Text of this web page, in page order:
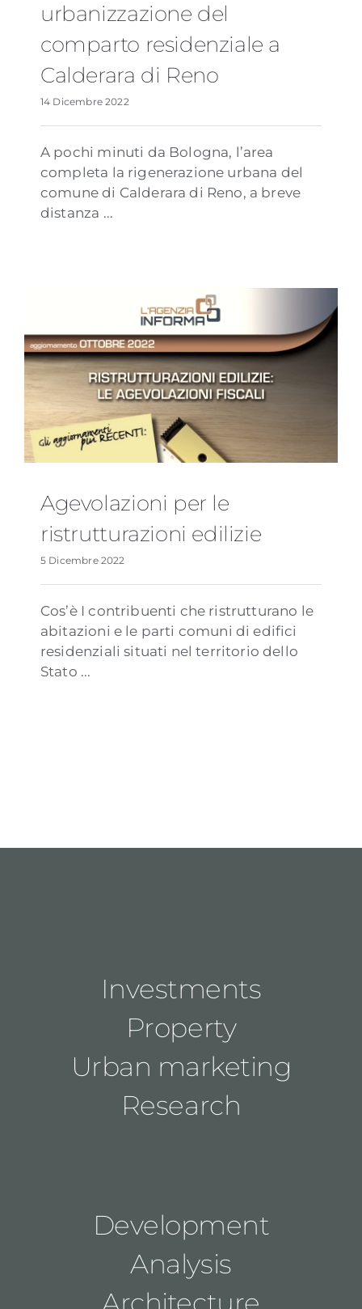
urbanizzazione del
comparto residenziale a
Calderara di Reno
14 Dicembre 2022
A pochi minuti da Bologna, l’area
completa la rigenerazione urbana del
comune di Calderara di Reno, a breve
distanza ...
Agevolazioni per le
ristrutturazioni edilizie
5 Dicembre 2022
Cos’è I contribuenti che ristrutturano le
abitazioni e le parti comuni di edifici
residenziali situati nel territorio dello
Stato ...
Investments
Property
Urban marketing
Research
Development
Analysis
Architecture